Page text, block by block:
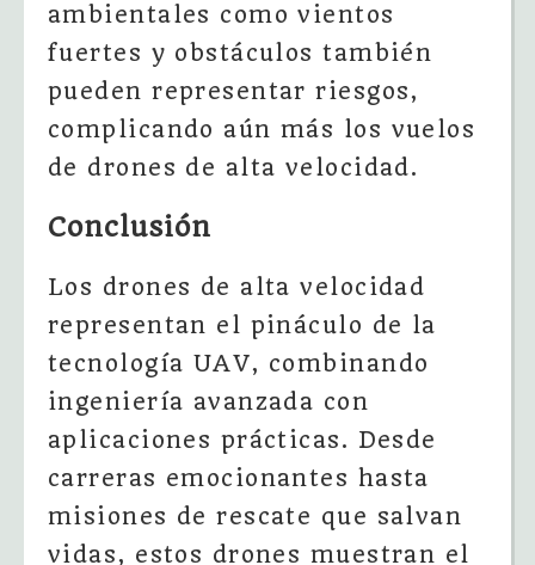
ambientales como vientos
fuertes y obstáculos también
pueden representar riesgos,
complicando aún más los vuelos
de drones de alta velocidad.
Conclusión
Los drones de alta velocidad
representan el pináculo de la
tecnología UAV, combinando
ingeniería avanzada con
aplicaciones prácticas. Desde
carreras emocionantes hasta
misiones de rescate que salvan
vidas, estos drones muestran el